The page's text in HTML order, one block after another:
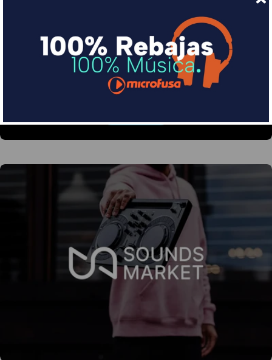
Financia tus compras con Sequra
Divide en 3 sin coste o hasta en 18 meses por una
pequeña cuota al mes con Sequra